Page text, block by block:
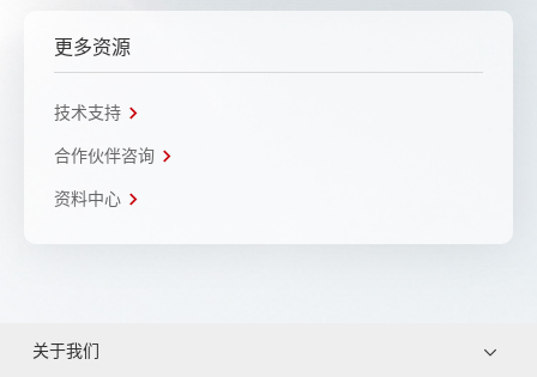
更多资源
技术支持
合作伙伴咨询
资料中心
关于我们